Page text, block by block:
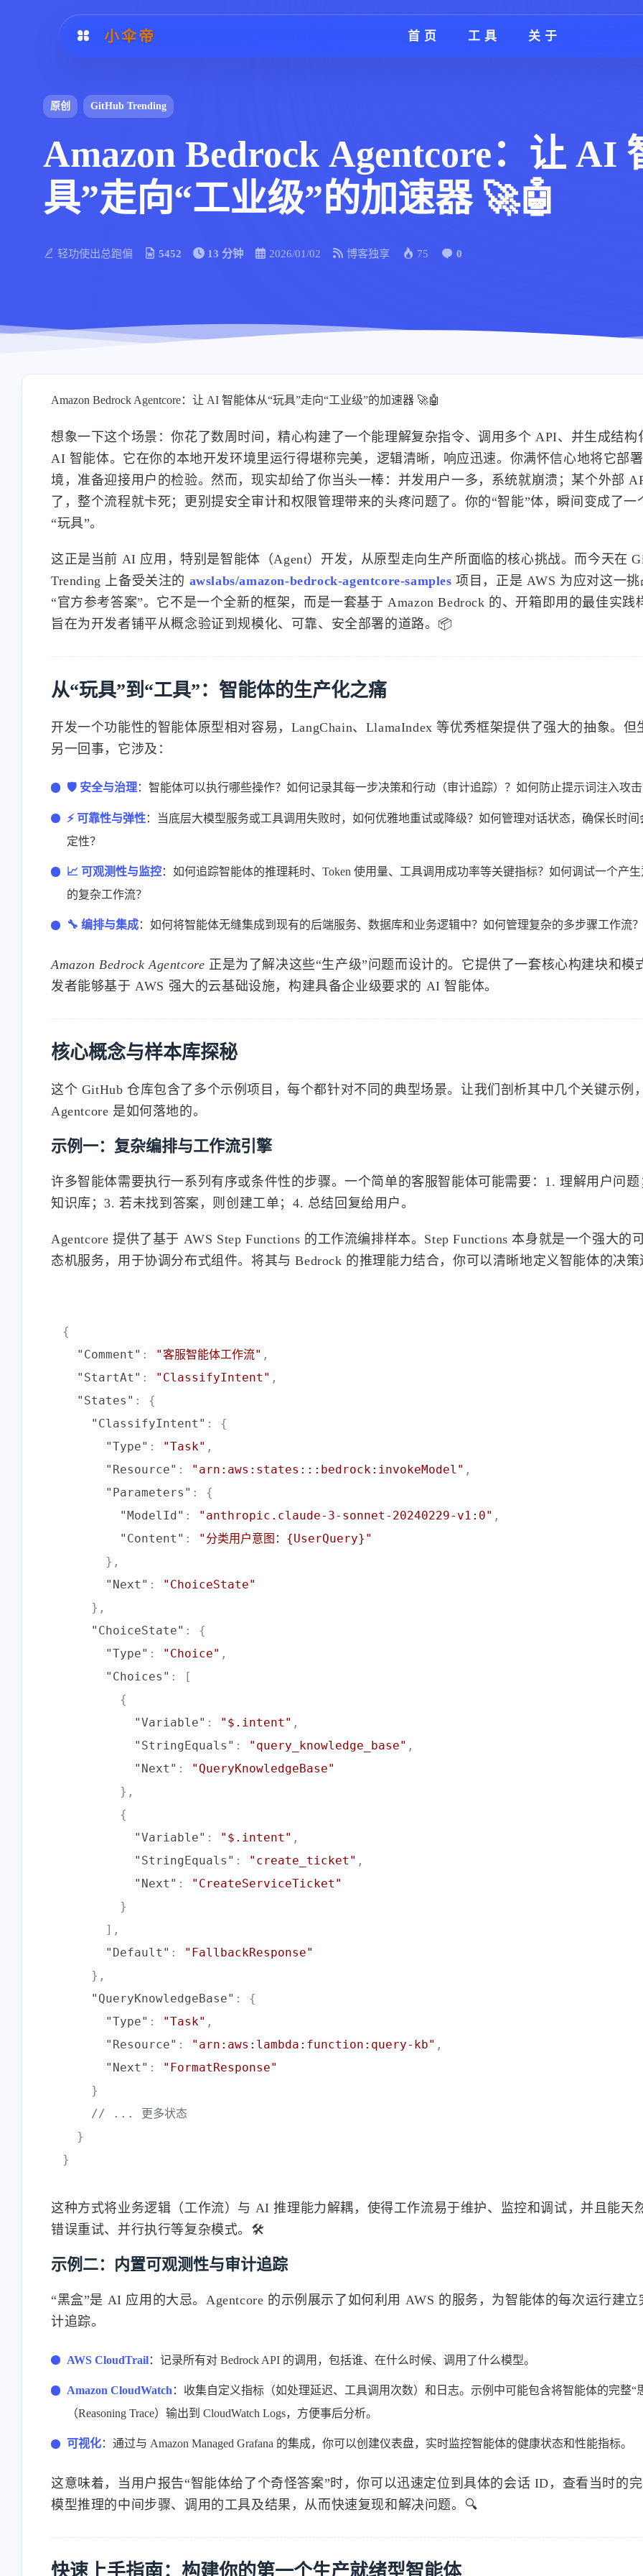
最近评论
stonewu
<p>又改回用七牛云内部的
小伞帝 首页 工具 关于
原创 GitHub Trending
Amazon Bedrock Agentcore：让 AI
具”走向“工业级”的加速器 🚀🤖
轻功使出总跑偏 5452 13 分钟 2026/01/02 博客独享 75 0
Amazon Bedrock Agentcore：让 AI 智能体从“玩具”走向“工业级”的加速器 🚀🤖
想象一下这个场景：你花了数周时间，精心构建了一个能理解复杂指令、调用多个 API、并生成结构
AI 智能体。它在你的本地开发环境里运行得堪称完美，逻辑清晰，响应迅速。你满怀信心地将它部
境，准备迎接用户的检验。然而，现实却给了你当头一棒：并发用户一多，系统就崩溃；某个外部
了，整个流程就卡死；更别提安全审计和权限管理带来的头疼问题了。你的“智能”体，瞬间变成了一
“玩具”。
这正是当前 AI 应用，特别是智能体（Agent）开发，从原型走向生产所面临的核心挑战。而今天在
Trending 上备受关注的 awslabs/amazon-bedrock-agentcore-samples 项目，正是 AWS 为应对这一
“官方参考答案”。它不是一个全新的框架，而是一套基于 Amazon Bedrock 的、开箱即用的最佳实践
旨在为开发者铺平从概念验证到规模化、可靠、安全部署的道路。📦
从“玩具”到“工具”：智能体的生产化之痛
开发一个功能性的智能体原型相对容易，LangChain、LlamaIndex 等优秀框架提供了强大的抽象。但
另一回事，它涉及：
🛡️ 安全与治理：智能体可以执行哪些操作？如何记录其每一步决策和行动（审计追踪）？如何防止提示词注入攻
⚡ 可靠性与弹性：当底层大模型服务或工具调用失败时，如何优雅地重试或降级？如何管理对话状态，确保长时间
定性？
📈 可观测性与监控：如何追踪智能体的推理耗时、Token 使用量、工具调用成功率等关键指标？如何调试一个产
的复杂工作流？
🔧 编排与集成：如何将智能体无缝集成到现有的后端服务、数据库和业务逻辑中？如何管理复杂的多步骤工作流
Amazon Bedrock Agentcore 正是为了解决这些“生产级”问题而设计的。它提供了一套核心构建块和模
发者能够基于 AWS 强大的云基础设施，构建具备企业级要求的 AI 智能体。
核心概念与样本库探秘
这个 GitHub 仓库包含了多个示例项目，每个都针对不同的典型场景。让我们剖析其中几个关键示例
Agentcore 是如何落地的。
示例一：复杂编排与工作流引擎
许多智能体需要执行一系列有序或条件性的步骤。一个简单的客服智能体可能需要：1. 理解用户问
知识库；3. 若未找到答案，则创建工单；4. 总结回复给用户。
Agentcore 提供了基于 AWS Step Functions 的工作流编排样本。Step Functions 本身就是一个强大的
态机服务，用于协调分布式组件。将其与 Bedrock 的推理能力结合，你可以清晰地定义智能体的决策
{
"Comment" : "客服智能体工作流" ,
"StartAt" : "ClassifyIntent" ,
"States" :
{
"ClassifyIntent" :
{
"Type" : "Task" ,
"Resource" : "arn:aws:states:::bedrock:invokeModel" ,
"Parameters" :
{
"ModelId" : "anthropic.claude-3-sonnet-20240229-v1:0" ,
"Content" :
"分类用户意图：{UserQuery}"
} ,
"Next" :
"ChoiceState"
} ,
"ChoiceState" :
{
"Type" : "Choice" ,
"Choices" :
[
{
"Variable" : "$.intent" ,
"StringEquals" : "query_knowledge_base" ,
"Next" :
"QueryKnowledgeBase"
} ,
{
"Variable" : "$.intent" ,
"StringEquals" : "create_ticket" ,
"Next" :
"CreateServiceTicket"
}
] ,
"Default" :
"FallbackResponse"
} ,
"QueryKnowledgeBase" :
{
"Type" : "Task" ,
"Resource" : "arn:aws:lambda:function:query-kb" ,
"Next" :
"FormatResponse"
}
// ... 更多状态
}
}
这种方式将业务逻辑（工作流）与 AI 推理能力解耦，使得工作流易于维护、监控和调试，并且能天
错误重试、并行执行等复杂模式。🛠️
示例二：内置可观测性与审计追踪
“黑盒”是 AI 应用的大忌。Agentcore 的示例展示了如何利用 AWS 的服务，为智能体的每次运行建立
计追踪。
AWS CloudTrail：记录所有对 Bedrock API 的调用，包括谁、在什么时候、调用了什么模型。
Amazon CloudWatch ：收集自定义指标（如处理延迟、工具调用次数）和日志。示例中可能包含将智能体的完整“
（Reasoning Trace）输出到 CloudWatch Logs，方便事后分析。
可视化：通过与 Amazon Managed Grafana 的集成，你可以创建仪表盘，实时监控智能体的健康状态和性能指标。
这意味着，当用户报告“智能体给了个奇怪答案”时，你可以迅速定位到具体的会话 ID，查看当时的
模型推理的中间步骤、调用的工具及结果，从而快速复现和解决问题。🔍
快速上手指南：构建你的第一个生产就绪型智能体